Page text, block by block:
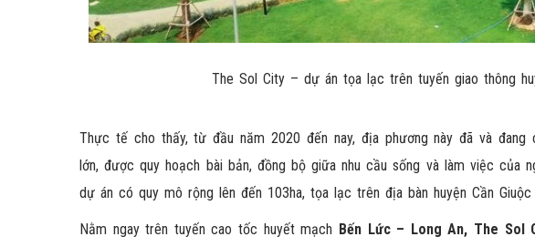
The Sol City – dự án tọa lạc trên tuyến giao thông
Thực tế cho thấy, từ đầu năm 2020 đến nay, địa phương này đã và
lớn, được quy hoạch bài bản, đồng bộ giữa nhu cầu sống và làm việc của
dự án có quy mô rộng lên đến 103ha, tọa lạc trên địa bàn huyện Cần Giuộc
Nằm ngay trên tuyến cao tốc huyết mạch Bến Lức – Long An, The Sol